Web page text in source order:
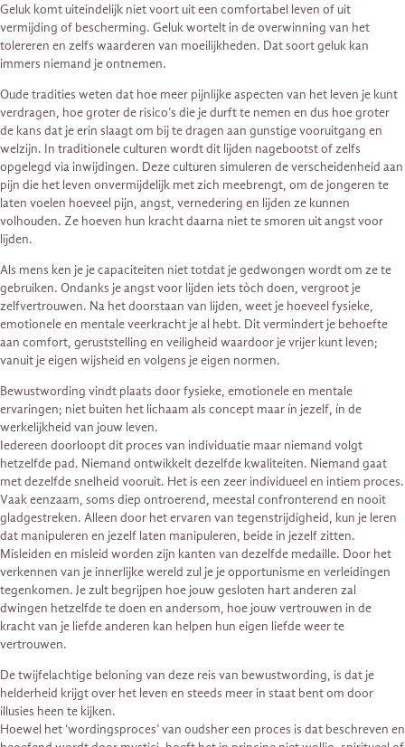
Geluk komt uiteindelijk niet voort uit een comfortabel leven of uit
vermijding of bescherming. Geluk wortelt in de overwinning van het
tolereren en zelfs waarderen van moeilijkheden. Dat soort geluk kan
immers niemand je ontnemen.
Oude tradities weten dat hoe meer pijnlijke aspecten van het leven je kunt
verdragen, hoe groter de risico’s die je durft te nemen en dus hoe groter
de kans dat je erin slaagt om bij te dragen aan gunstige vooruitgang en
welzijn. In traditionele culturen wordt dit lijden nagebootst of zelfs
opgelegd via inwijdingen. Deze culturen simuleren de verscheidenheid aan
pijn die het leven onvermijdelijk met zich meebrengt, om de jongeren te
laten voelen hoeveel pijn, angst, vernedering en lijden ze kunnen
volhouden. Ze hoeven hun kracht daarna niet te smoren uit angst voor
lijden.
Als mens ken je je capaciteiten niet totdat je gedwongen wordt om ze te
gebruiken. Ondanks je angst voor lijden iets tòch doen, vergroot je
zelfvertrouwen. Na het doorstaan van lijden, weet je hoeveel fysieke,
emotionele en mentale veerkracht je al hebt. Dit vermindert je behoefte
aan comfort, geruststelling en veiligheid waardoor je vrijer kunt leven;
vanuit je eigen wijsheid en volgens je eigen normen.
Bewustwording vindt plaats door fysieke, emotionele en mentale
ervaringen; niet buiten het lichaam als concept maar ín jezelf, ín de
werkelijkheid van jouw leven.
Iedereen doorloopt dit proces van individuatie maar niemand volgt
hetzelfde pad. Niemand ontwikkelt dezelfde kwaliteiten. Niemand gaat
met dezelfde snelheid vooruit. Het is een zeer individueel en intiem proces.
Vaak eenzaam, soms diep ontroerend, meestal confronterend en nooit
gladgestreken. Alleen door het ervaren van tegenstrijdigheid, kun je leren
dat manipuleren en jezelf laten manipuleren, beide in jezelf zitten.
Misleiden en misleid worden zijn kanten van dezelfde medaille. Door het
verkennen van je innerlijke wereld zul je je opportunisme en verleidingen
tegenkomen. Je zult begrijpen hoe jouw gesloten hart anderen zal
dwingen hetzelfde te doen en andersom, hoe jouw vertrouwen in de
kracht van je liefde anderen kan helpen hun eigen liefde weer te
vertrouwen.
De twijfelachtige beloning van deze reis van bewustwording, is dat je
helderheid krijgt over het leven en steeds meer in staat bent om door
illusies heen te kijken.
Hoewel het ‘wordingsproces’ van oudsher een proces is dat beschreven en